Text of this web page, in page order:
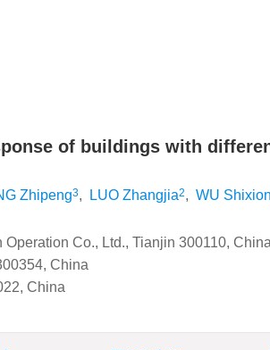
of buildings with
Zhipeng3, LUO Zhangjia2, WU
Co., Ltd., Tianjin 300110, China
China
China